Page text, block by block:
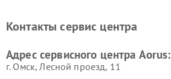
Контакты сервис центра
Адрес сервисного центра Aorus:
г. Омск, ​Лесной проезд, 11